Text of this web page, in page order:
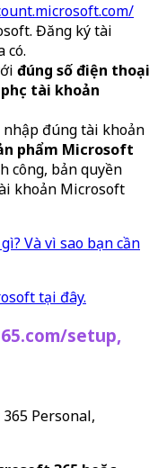
Đăng ký tài
có.
đúng số điện thoại
tài khoản
nhập đúng tài khoản
phẩm Microsoft
công, bản quyền
khoản Microsoft
Và vì sao bạn cần
tại đây.
setup,
Personal,